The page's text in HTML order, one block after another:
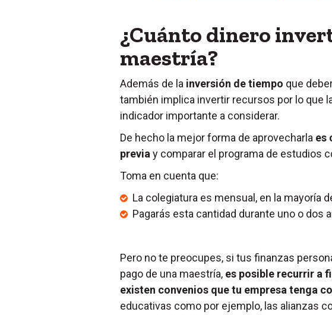
¿Cuánto dinero
maestría?
Además de la inversión de tiempo que
también implica invertir recursos por lo que
indicador importante a considerar.
De hecho la mejor forma de aprovecharla es
previa y comparar el programa de estudios
Toma en cuenta que:
La colegiatura es mensual, en la mayoría
Pagarás esta cantidad durante uno o dos
Pero no te preocupes, si tus finanzas
pago de una maestría, es posible recurrir a
existen convenios que tu empresa tenga
educativas como por ejemplo, las alianzas